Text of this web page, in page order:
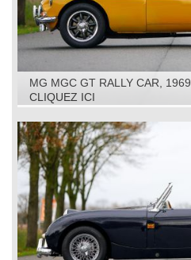
MG MGC GT RALLY CAR, 1969
CLIQUEZ ICI